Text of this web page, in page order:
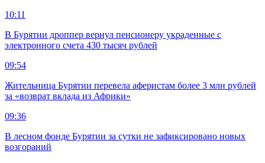
10:11
В Бурятии дроппер вернул пенсионеру украденные с
электронного счета 430 тысяч рублей
09:54
Жительница Бурятии перевела аферистам более 3 млн рублей
за «возврат вклада из Африки»
09:36
В лесном фонде Бурятии за сутки не зафиксировано новых
возгораний